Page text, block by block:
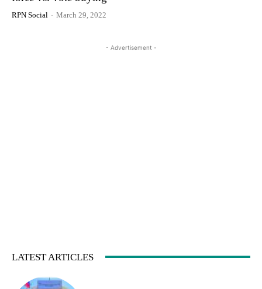
RPN Social - March 29, 2022
- Advertisement -
LATEST ARTICLES